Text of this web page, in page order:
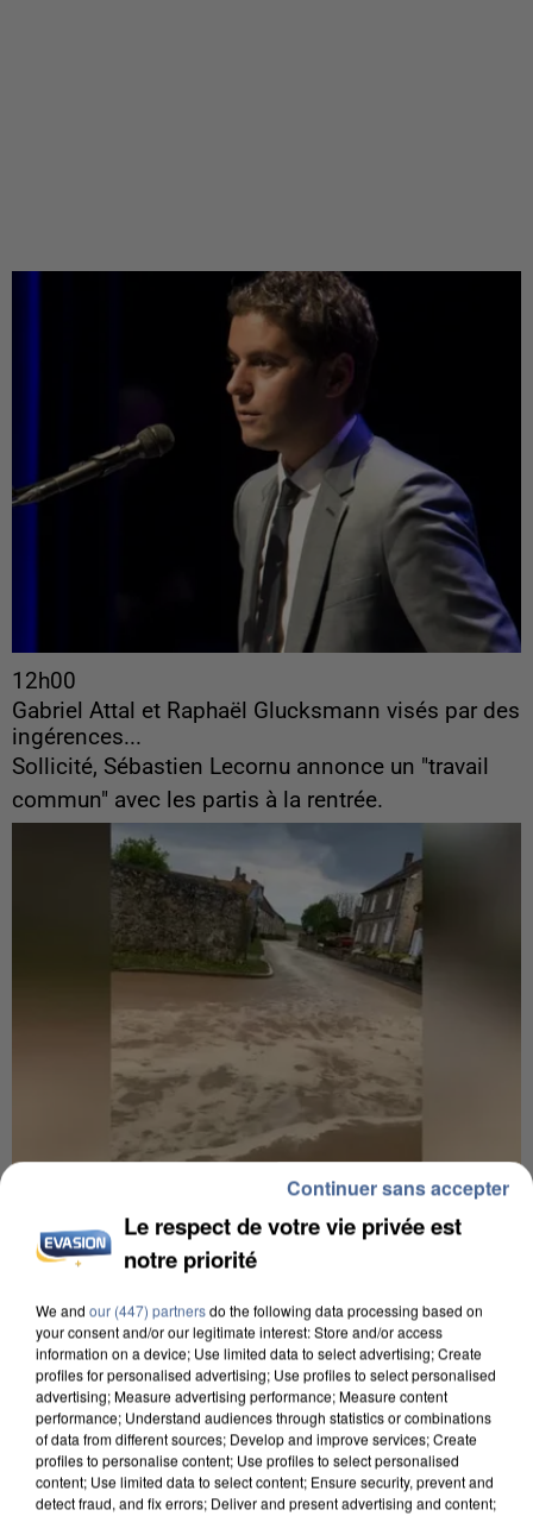
12h00
Gabriel Attal et Raphaël Glucksmann visés par des
ingérences...
Sollicité, Sébastien Lecornu annonce un "travail
commun" avec les partis à la rentrée.
7h56
Une touriste de l’Oise emportée par une coulée de
Son corps a été retrouvé à cinq kilomètres de là.
Le respect de votre vie privée est
notre priorité
We and our (447) partnersdo the following data processing based on
your consent and/or our legitimate interest: Store and/or access
information on a device; Use limited data to select advertising; Create
profiles for personalised advertising; Use profiles to select personalised
advertising; Measure advertising performance; Measure content
performance; Understand audiences through statistics or combinations
of data from different sources; Develop and improve services; Create
profiles to personalise content; Use profiles to select personalised
content; Use limited data to select content; Ensure security, prevent and
detect fraud, and fix errors; Deliver and present advertising and content;
Continuer sans accepter